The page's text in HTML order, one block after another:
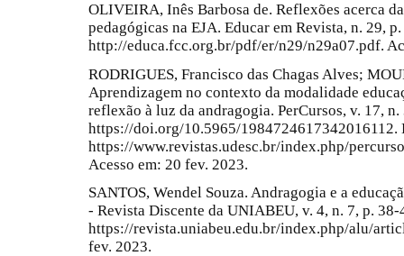
OLIVEIRA, Inês Barbosa de. Reflexões acerca
pedagógicas na EJA. Educar em Revista, n. 29,
http://educa.fcc.org.br/pdf/er/n29/n29a07.pdf.
RODRIGUES, Francisco das Chagas Alves;
Aprendizagem no contexto da modalidade
reflexão à luz da andragogia. PerCursos, v. 17,
https://doi.org/10.5965/1984724617342016112.
https://www.revistas.udesc.br/index.php/
Acesso em: 20 fev. 2023.
SANTOS, Wendel Souza. Andragogia e a
- Revista Discente da UNIABEU, v. 4, n. 7, p.
https://revista.uniabeu.edu.br/index.php/alu/
fev. 2023.